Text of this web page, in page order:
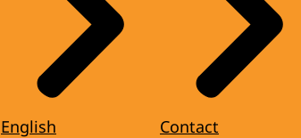
English Contact